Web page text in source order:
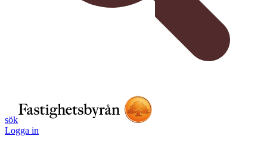
sök
Logga in